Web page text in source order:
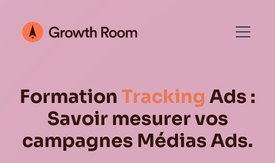
Formation Tracking Ads :
Savoir mesurer vos
campagnes Médias Ads.